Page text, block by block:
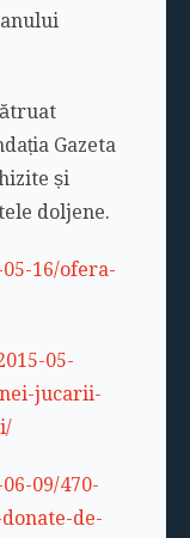
Gazeta
și
doljene.
16/ofera-
05-
jucarii-
09/470-
de-